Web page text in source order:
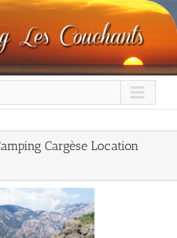
Cargèse Location